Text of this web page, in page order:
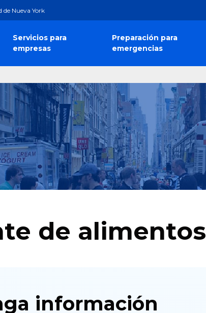
de Nueva York
Servicios para
empresas
Preparación para
emergencias
de alimentos
información